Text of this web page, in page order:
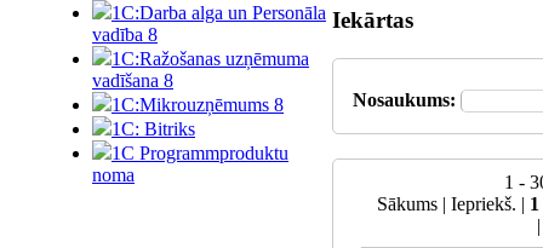
1C:Darba alga un Personāla
vadība 8
1C:Ražošanas uzņēmuma
vadīšana 8
1С:Мikrouzņēmums 8
1C: Bitriks
1C Programmproduktu
noma
Iekārtas
Nosaukums:
1 -
Sākums | Iepriekš. | 1